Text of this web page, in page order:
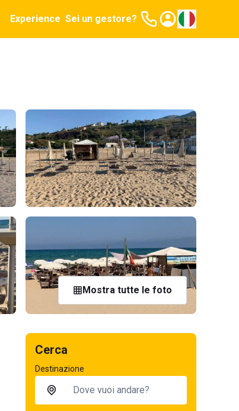
Experience Sei un gestore?
Mostra tutte le foto
Cerca
Destinazione